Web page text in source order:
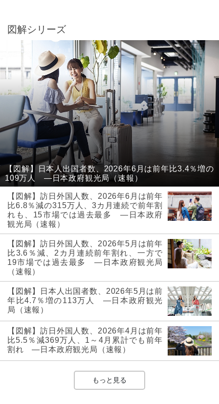
図解シリーズ
【図解】日本人出国者数、2026年6月は前年比3.4％増の
109万人 ―日本政府観光局（速報）
【図解】訪日外国人数、2026年6月は前年
比6.8％減の315万人、3カ月連続で前年割
れも、15市場では過去最多 ―日本政府
観光局（速報）
【図解】訪日外国人数、2026年5月は前年
比3.6％減、2カ月連続前年割れ、一方で
19市場では過去最多 ―日本政府観光局
（速報）
【図解】日本人出国者数、2026年5月は前
年比4.7％増の113万人 ―日本政府観光
局（速報）
【図解】訪日外国人数、2026年4月は前年
比5.5％減369万人、1～4月累計でも前年
割れ ―日本政府観光局（速報）
もっと見る